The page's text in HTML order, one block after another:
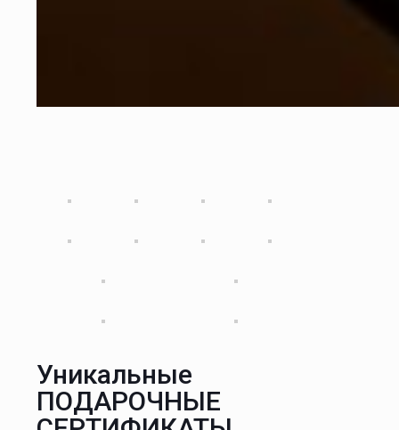
Уникальные
ПОДАРОЧНЫЕ